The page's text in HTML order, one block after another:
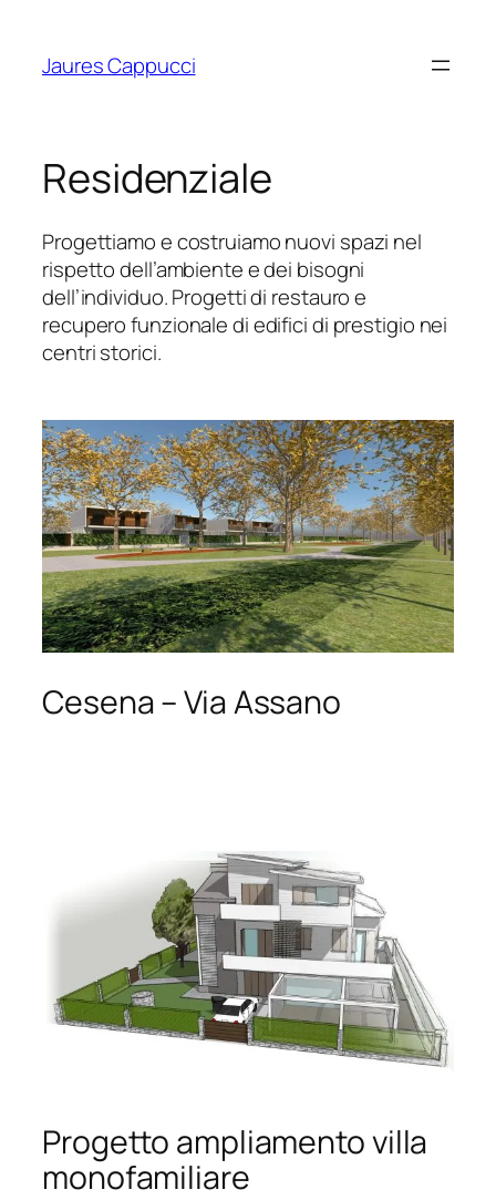
contenuto
Jaures Cappucci
Residenziale
Progettiamo e costruiamo nuovi spazi nel
rispetto dell’ambiente e dei bisogni
dell’individuo. Progetti di restauro e
recupero funzionale di edifici di prestigio nei
centri storici.
Cesena – Via Assano
Progetto ampliamento villa
monofamiliare